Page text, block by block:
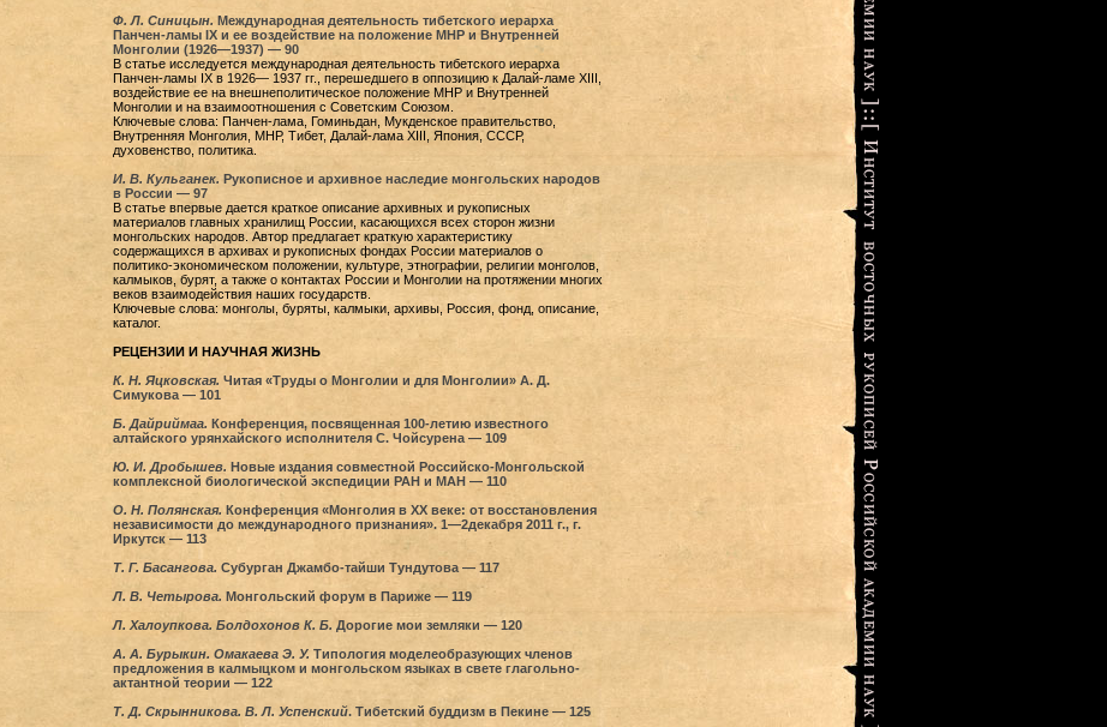
Ф. Л. Синицын. Международная деятельность тибетского иерарха
Панчен-ламы IX и ее воздействие на положение МНР и Внутренней
Монголии (1926—1937) — 90
В статье исследуется международная деятельность тибетского иерарха
Панчен-ламы IX в 1926— 1937 гг., перешедшего в оппозицию к Далай-ламе XIII,
воздействие ее на внешнеполитическое положение МНР и Внутренней
Монголии и на взаимоотношения с Советским Союзом.
Ключевые слова: Панчен-лама, Гоминьдан, Мукденское правительство,
Внутренняя Монголия, МНР, Тибет, Далай-лама XIII, Япония, СССР,
духовенство, политика.
И. В. Кульганек. Рукописное и архивное наследие монгольских народов
в России — 97
В статье впервые дается краткое описание архивных и рукописных
материалов главных хранилищ России, касающихся всех сторон жизни
монгольских народов. Автор предлагает краткую характеристику
содержащихся в архивах и рукописных фондах России материалов о
политико-экономическом положении, культуре, этнографии, религии монголов,
калмыков, бурят, а также о контактах России и Монголии на протяжении многих
веков взаимодействия наших государств.
Ключевые слова: монголы, буряты, калмыки, архивы, Россия, фонд, описание,
каталог.
РЕЦЕНЗИИ И НАУЧНАЯ ЖИЗНЬ
К. Н. Яцковская. Читая «Труды о Монголии и для Монголии» А. Д.
Симукова — 101
Б. Дайриймаа. Конференция, посвященная 100-летию известного
алтайского урянхайского исполнителя С. Чойсурена — 109
Ю. И. Дробышев. Новые издания совместной Российско-Монгольской
комплексной биологической экспедиции РАН и МАН — 110
О. Н. Полянская. Конференция «Монголия в XX веке: от восстановления
независимости до международного признания». 1—2декабря 2011 г., г.
Иркутск — 113
Т. Г. Басангова. Субурган Джамбо-тайши Тундутова — 117
Л. В. Четырова. Монгольский форум в Париже — 119
Л. Халоупкова. Болдохонов К. Б. Дорогие мои земляки — 120
А. А. Бурыкин. Омакаева Э. У. Типология моделеобразующих членов
предложения в калмыцком и монгольском языках в свете глагольно-
актантной теории — 122
Т. Д. Скрынникова. В. Л. Успенский. Тибетский буддизм в Пекине — 125